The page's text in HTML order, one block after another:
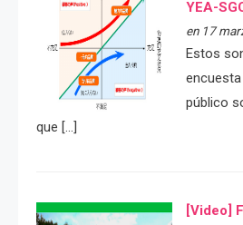
YEA-
en 17
Estos
público
que […]
[Video]